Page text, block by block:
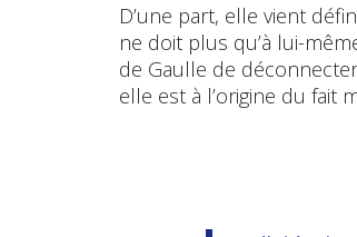
D’une part, elle vient
ne doit plus qu’à lui-
de Gaulle de
elle est à l’origine du fait